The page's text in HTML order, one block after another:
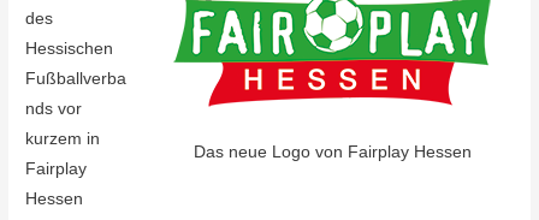
Das neue Logo von Fairplay Hessen
des
Hessischen
Fußballverba
nds vor
kurzem in
Fairplay
Hessen